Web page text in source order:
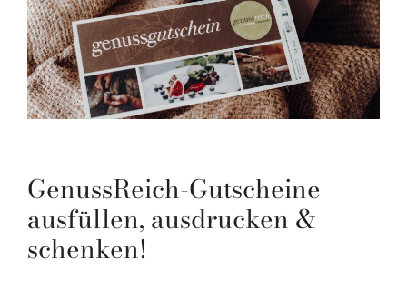
GenussReich-Gutscheine
ausfüllen, ausdrucken &
schenken!